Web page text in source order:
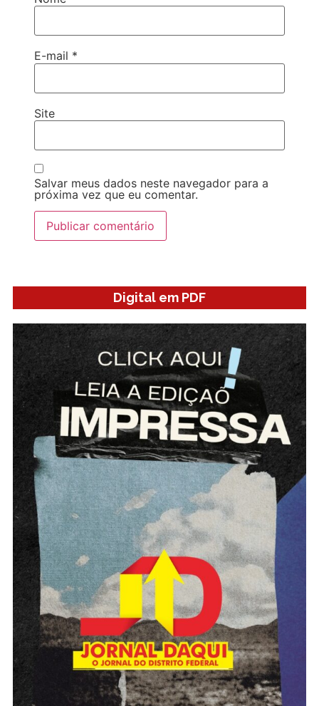
E-mail *
Site
Salvar meus dados neste navegador para a
próxima vez que eu comentar.
Digital em PDF